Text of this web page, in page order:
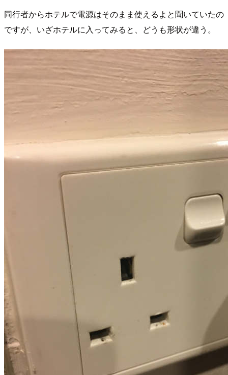
同行者からホテルで電源はそのまま使えるよと聞いていたの
ですが、いざホテルに入ってみると、どうも形状が違う。